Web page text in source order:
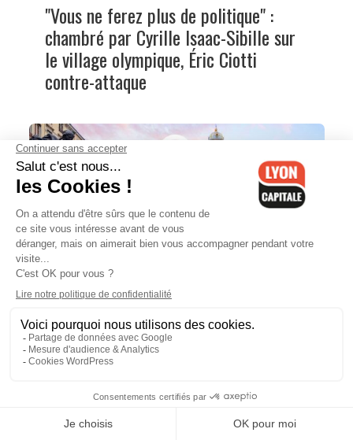
"Vous ne ferez plus de politique" :
chambré par Cyrille Isaac-Sibille sur
le village olympique, Éric Ciotti
contre-attaque
6 août 2026 A 15:30
Que faire à Lyon ce week-end ? Les
bons plans du 7 au 9 août